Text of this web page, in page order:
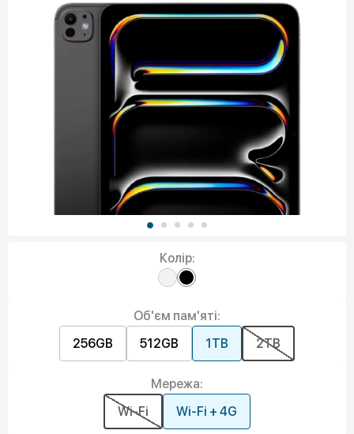
Колір:
Об'єм пам'яті:
256GB
512GB 1TB 2TB
Мережа:
Wi-Fi
Wi-Fi + 4G